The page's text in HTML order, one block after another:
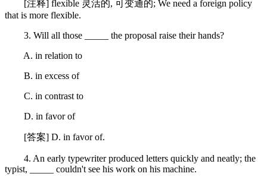
[注释] flexible 灵活的, 可变通的; We need a foreign policy
that is more flexible.
3. Will all those _____ the proposal raise their hands?
A. in relation to
B. in excess of
C. in contrast to
D. in favor of
[答案] D. in favor of.
4. An early typewriter produced letters quickly and neatly; the
typist, _____ couldn't see his work on his machine.